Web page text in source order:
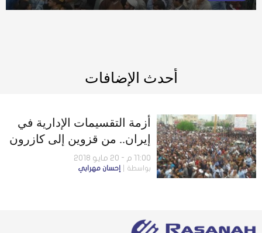
أحدث الإضافات
أزمة التقسيمات الإدارية في
إيران.. من قزوين إلى كازرون
11:00 م - 20 مايو 2018
بواسطة إحسان مهرابي